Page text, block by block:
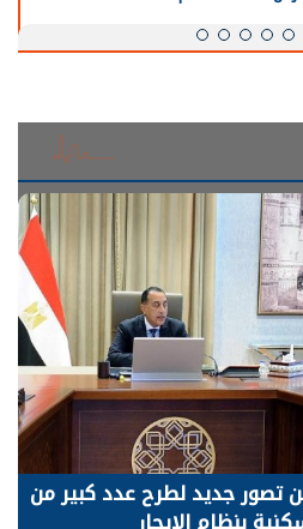
تصور جديد لطرح عدد كبير من